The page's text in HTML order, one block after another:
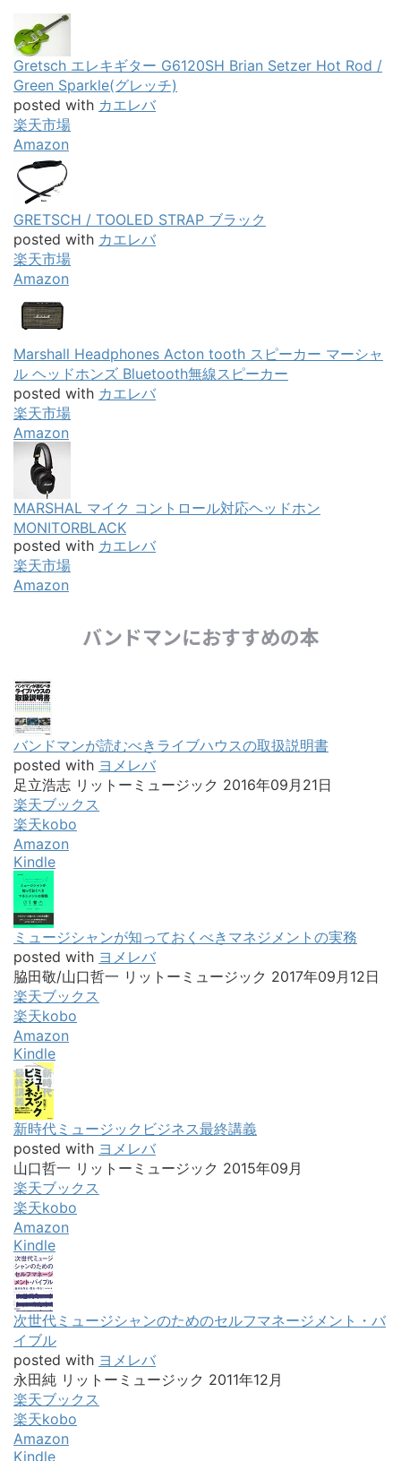
Gretsch エレキギター G6120SH Brian Setzer Hot Rod /
Green Sparkle(グレッチ)
posted with カエレバ
楽天市場
Amazon
GRETSCH / TOOLED STRAP ブラック
posted with カエレバ
楽天市場
Amazon
Marshall Headphones Acton tooth スピーカー マーシャ
ル ヘッドホンズ Bluetooth無線スピーカー
posted with カエレバ
楽天市場
Amazon
MARSHAL マイク コントロール対応ヘッドホン
MONITORBLACK
posted with カエレバ
楽天市場
Amazon
バンドマンにおすすめの本
バンドマンが読むべきライブハウスの取扱説明書
posted with ヨメレバ
足立浩志 リットーミュージック 2016年09月21日
楽天ブックス
楽天kobo
Amazon
Kindle
ミュージシャンが知っておくべきマネジメントの実務
posted with ヨメレバ
脇田敬/山口哲一 リットーミュージック 2017年09月12日
楽天ブックス
楽天kobo
Amazon
Kindle
新時代ミュージックビジネス最終講義
posted with ヨメレバ
山口哲一 リットーミュージック 2015年09月
楽天ブックス
楽天kobo
Amazon
Kindle
次世代ミュージシャンのためのセルフマネージメント・バ
イブル
posted with ヨメレバ
永田純 リットーミュージック 2011年12月
楽天ブックス
楽天kobo
Amazon
Kindle